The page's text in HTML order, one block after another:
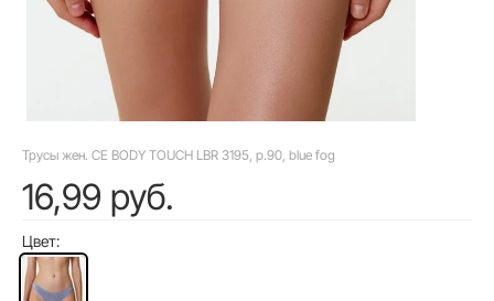
Трусы жен. CE BODY TOUCH LBR 3195, р.90, blue fog
16,99 руб.
Цвет: